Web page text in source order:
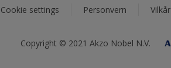
Cookie settings Personvern Vilkår
Copyright © 2021 Akzo Nobel N.V.